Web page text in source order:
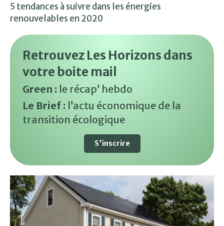
5 tendances à suivre dans les énergies
renouvelables en 2020
Retrouvez Les Horizons dans
votre boite mail
Green : le récap’ hebdo
Le Brief : l’actu économique de la
transition écologique
S'inscrire